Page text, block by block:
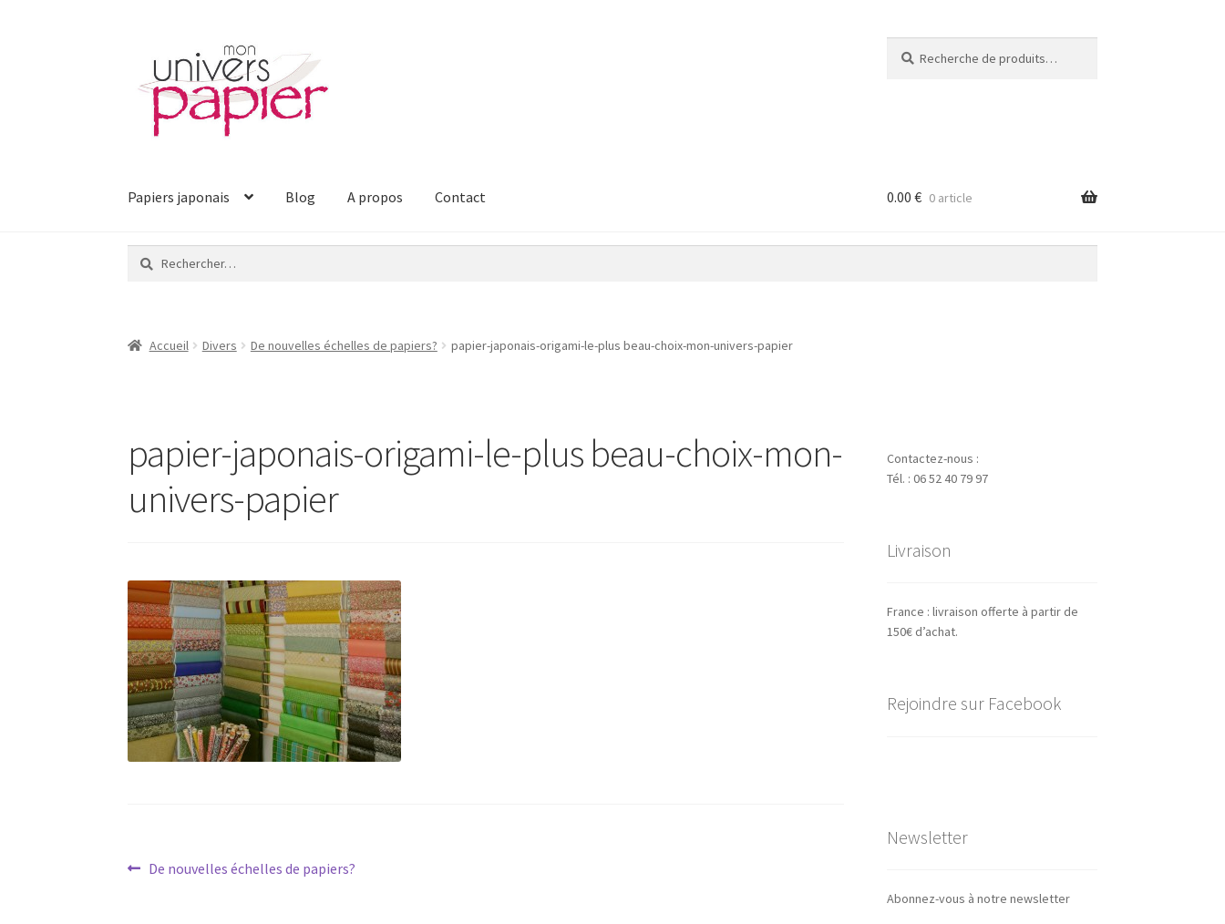
la
navigation
contenu
pour :
Papiers japonais Blog A propos Contact 0.00 € 0 article
Rechercher :
Accueil Divers De nouvelles échelles de papiers? papier-japonais-origami-le-plus beau-choix-mon-univers-papier
papier-japonais-origami-le-plus beau-choix-mon-
univers-papier
Navigation
Article
De nouvelles échelles de papiers?
Contactez-nous :
Tél. : 06 52 40 79 97
Livraison
France : livraison offerte à partir de
150€ d’achat.
Rejoindre sur Facebook
Newsletter
Abonnez-vous à notre newsletter